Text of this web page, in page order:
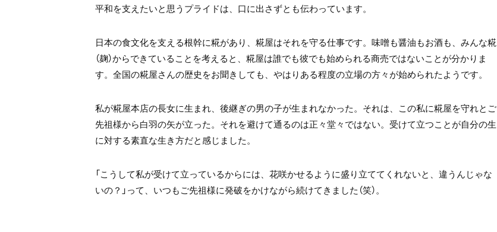
平和を支えたいと思うプライドは、口に出さずとも伝わっています。
日本の食文化を支える根幹に糀があり、糀屋はそれを守る仕事です。味噌も醤油もお酒も、みんな糀
（麹）からできていることを考えると、糀屋は誰でも彼でも始められる商売ではないことが分かりま
す。全国の糀屋さんの歴史をお聞きしても、やはりある程度の立場の方々が始められたようです。
私が糀屋本店の長女に生まれ、後継ぎの男の子が生まれなかった。それは、この私に糀屋を守れとご
先祖様から白羽の矢が立った。それを避けて通るのは正々堂々ではない。受けて立つことが自分の生
に対する素直な生き方だと感じました。
「こうして私が受けて立っているからには、花咲かせるように盛り立ててくれないと、違うんじゃな
いの？」って、いつもご先祖様に発破をかけながら続けてきました（笑）。